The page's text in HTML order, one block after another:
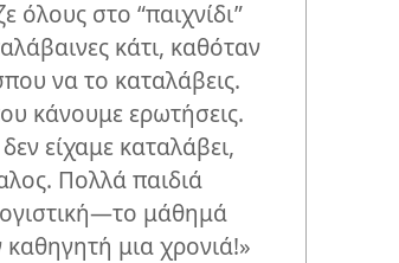
όλους στο “παιχνίδι”
κάτι, καθόταν
να το καταλάβεις.
κάνουμε ερωτήσεις.
είχαμε καταλάβει,
Πολλά παιδιά
μάθημά
μια χρονιά!»​